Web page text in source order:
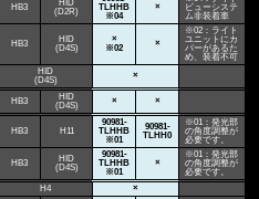
HB3
HID
(D2R)
TLHHB
※04
×
ビューシステ
ム非装着車
HB3
HID
(D4S)
×
※02
×
※02：ライト
ユニットにカ
バーがあるた
め、装着不可
HID
(D4S)
×
HB3
HID
(D4S)
× ×
HB3 H11
90981-
TLHHB
※01
90981-
TLHH0
※01：発光部
の角度調整が
必要です。
HB3
HID
(D4S)
90981-
TLHHB
※01
×
※01：発光部
の角度調整が
必要です。
H4
×